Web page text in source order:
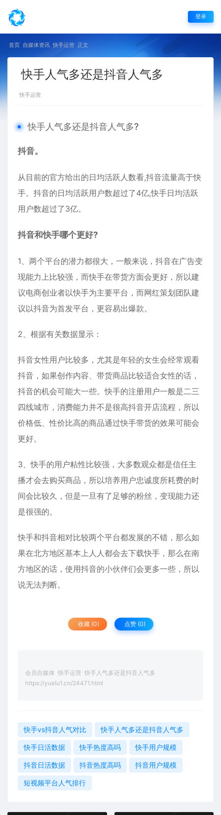
登录
首页 自媒体资讯 快手运营 正文
快手人气多还是抖音人气多
快手运营
快手人气多还是抖音人气多?
抖音。
从目前的官方给出的日均活跃人数看,抖音流量高于快
手。抖音的日均活跃用户数超过了4亿,快手日均活跃
用户数超过了3亿。
抖音和快手哪个更好?
1、两个平台的潜力都很大，一般来说，抖音在广告变
现能力上比较强，而快手在带货方面会更好，所以建
议电商创业者以快手为主要平台，而网红策划团队建
议以抖音为首发平台，更容易出爆款。
2、根据有关数据显示：
抖音女性用户比较多，尤其是年轻的女生会经常观看
抖音，如果创作内容、带货商品比较适合女性的话，
抖音的机会可能大一些。快手的注册用户一般是二三
四线城市，消费能力并不是很高抖音开店流程，所以
价格低、性价比高的商品通过快手带货的效果可能会
更好。
3、快手的用户粘性比较强，大多数观众都是信任主
播才会去购买商品，所以培养用户忠诚度所耗费的时
间会比较久，但是一旦有了足够的粉丝，变现能力还
是很强的。
快手和抖音相对比较两个平台都发展的不错，那么如
果在北方地区基本上人人都会去下载快手，那么在南
方地区的话，使用抖音的小伙伴们会更多一些，所以
说无法判断。
收藏 (0) 点赞 (0)
会员自媒体 快手运营 快手人气多还是抖音人气多
https://yuelu1.cn/24471.html
快手vs抖音人气对比 快手人气多还是抖音人气多
快手日活数据 快手热度高吗 快手用户规模
抖音日活数据 抖音热度高吗 抖音用户规模
短视频平台人气排行